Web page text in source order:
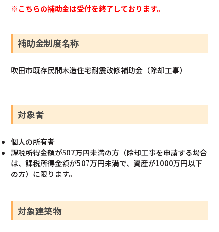
※こちらの補助金は受付を終了しております。
補助金制度名称
吹田市既存民間木造住宅耐震改修補助金（除却工事）
対象者
個人の所有者
課税所得金額が507万円未満の方（除却工事を申請する場合
は、課税所得金額が507万円未満で、資産が1000万円以下
の方）に限ります。
対象建築物